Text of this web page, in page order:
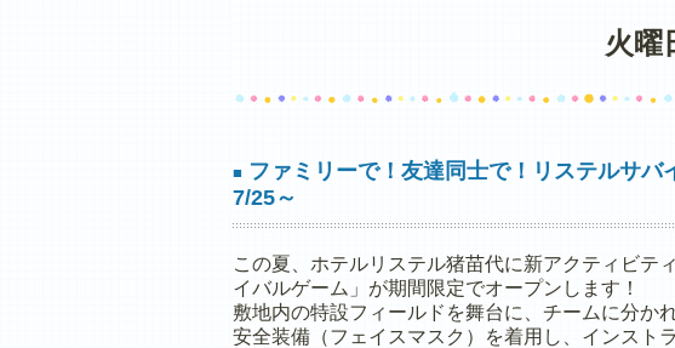
火曜
■ ファミリーで！友達同士で！リステルサバ
7/25～
この夏、ホテルリステル猪苗代に新アクティビテ
イバルゲーム」が期間限定でオープンします！
敷地内の特設フィールドを舞台に、チームに分か
安全装備（フェイスマスク）を着用し、インスト